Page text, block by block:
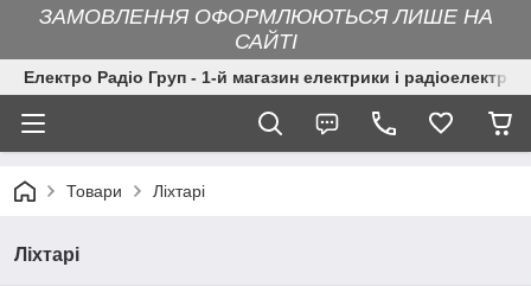
ЗАМОВЛЕННЯ ОФОРМЛЮЮТЬСЯ ЛИШЕ НА
САЙТІ
Електро Радіо Груп - 1-й магазин електрики і
Товари Ліхтарі
Ліхтарі